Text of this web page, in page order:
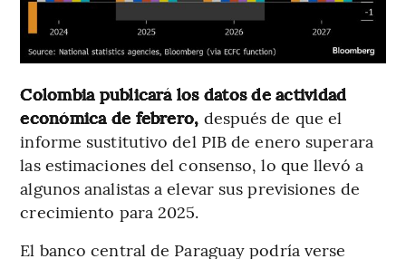
Colombia publicará los datos de actividad
económica de febrero, después de que el
informe sustitutivo del PIB de enero superara
las estimaciones del consenso, lo que llevó a
algunos analistas a elevar sus previsiones de
crecimiento para 2025.
El banco central de Paraguay podría verse